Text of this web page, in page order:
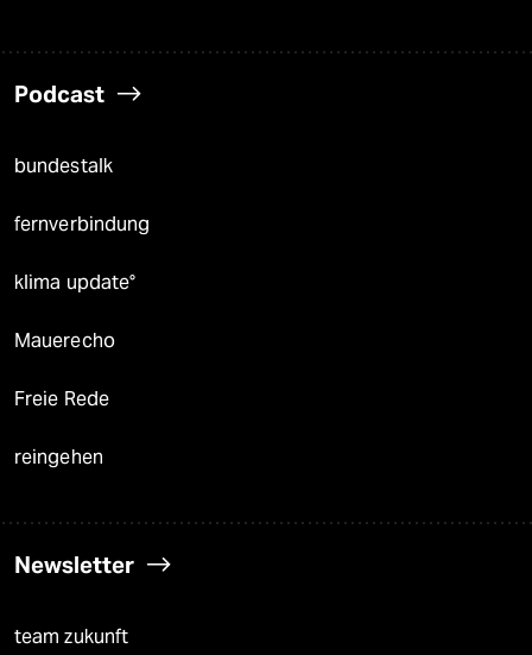
Podcast
bundestalk
fernverbindung
klima update°
Mauerecho
Freie Rede
reingehen
Newsletter
team zukunft